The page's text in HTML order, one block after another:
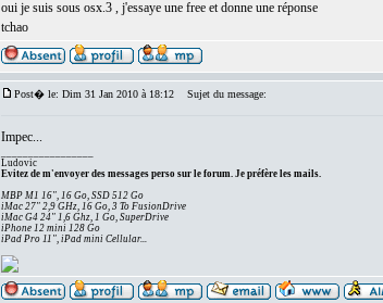
oui je suis sous osx.3 , j'essaye une free et donne une réponse
tchao
Post� le: Dim 31 Jan 2010 à 18:12 Sujet du message:
Impec...
Ludovic
Evitez de m'envoyer des messages perso sur le forum. Je préfère les mails.
MBP M1 16", 16 Go, SSD 512 Go
iMac 27" 2,9 GHz, 16 Go, 3 To FusionDrive
iMac G4 24" 1,6 Ghz, 1 Go, SuperDrive
iPhone 12 mini 128 Go
iPad Pro 11", iPad mini Cellular...